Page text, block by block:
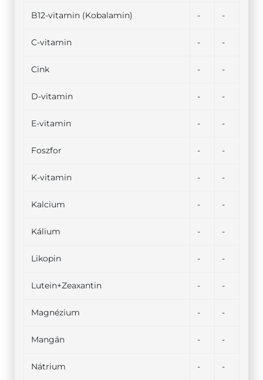
B12-vitamin (Kobalamin) - -
C-vitamin - -
Cink - -
D-vitamin - -
E-vitamin - -
Foszfor - -
K-vitamin - -
Kalcium - -
Kálium - -
Likopin - -
Lutein+Zeaxantin - -
Magnézium - -
Mangán - -
Nátrium - -